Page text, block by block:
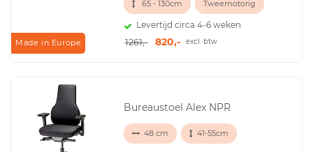
Made in Europe
65 - 130cm Tweemotorig
Levertijd circa 4-6 weken
1261,- 820,- excl. btw
Bureaustoel Alex NPR
48 cm 41-55cm